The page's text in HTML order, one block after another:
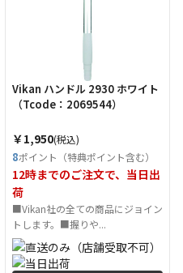
Vikan ハンドル 2930 ホワイト
（Tcode：2069544）
￥1,950(税込)
8ポイント（特典ポイント含む）
12時までのご注文で、当日出
荷
■Vikan社の全ての商品にジョイン
トします。■握りや...